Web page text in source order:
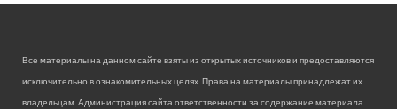
Все материалы на данном сайте взяты из открытых источников и предоставляются
исключительно в ознакомительных целях. Права на материалы принадлежат их
владельцам. Администрация сайта ответственности за содержание материала